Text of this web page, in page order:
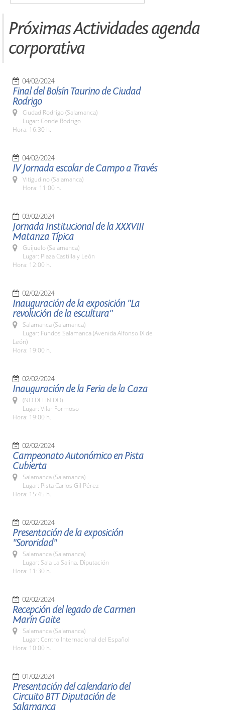
Próximas Actividades agenda
corporativa
04/02/2024
Final del Bolsín Taurino de Ciudad
Rodrigo
Ciudad Rodrigo (Salamanca)
Lugar: Conde Rodrigo
Hora: 16:30 h.
04/02/2024
IV Jornada escolar de Campo a Través
Vitigudino (Salamanca)
Hora: 11:00 h.
03/02/2024
Jornada Institucional de la XXXVIII
Matanza Típica
Guijuelo (Salamanca)
Lugar: Plaza Castilla y León
Hora: 12:00 h.
02/02/2024
Inauguración de la exposición "La
revolución de la escultura"
Salamanca (Salamanca)
Lugar: Fundos Salamanca (Avenida Alfonso IX de
León)
Hora: 19:00 h.
02/02/2024
Inauguración de la Feria de la Caza
(NO DEFINIDO)
Lugar: Vilar Formoso
Hora: 19:00 h.
02/02/2024
Campeonato Autonómico en Pista
Cubierta
Salamanca (Salamanca)
Lugar: Pista Carlos Gil Pérez
Hora: 15:45 h.
02/02/2024
Presentación de la exposición
"Sororidad"
Salamanca (Salamanca)
Lugar: Sala La Salina. Diputación
Hora: 11:30 h.
02/02/2024
Recepción del legado de Carmen
Marín Gaite
Salamanca (Salamanca)
Lugar: Centro Internacional del Español
Hora: 10:00 h.
01/02/2024
Presentación del calendario del
Circuito BTT Diputación de
Salamanca